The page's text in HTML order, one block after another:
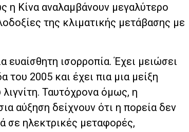
η Κίνα αναλαμβάνουν μεγαλύτερο
της κλιματικής μετάβασης με
ευαίσθητη ισορροπία. Έχει μειώσει
2005 και έχει πια μια μείξη
Ταυτόχρονα όμως, η
αύξηση δείχνουν ότι η πορεία δεν
σε ηλεκτρικές μεταφορές,